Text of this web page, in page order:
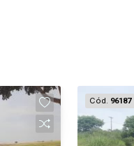
Cód. 96187